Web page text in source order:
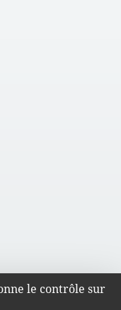
le contrôle sur